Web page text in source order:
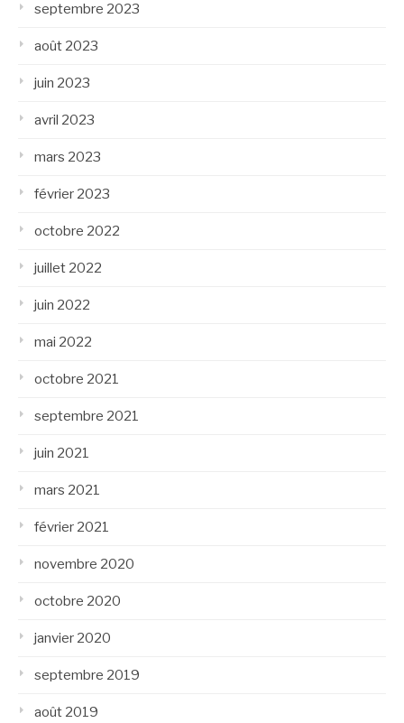
septembre 2023
août 2023
juin 2023
avril 2023
mars 2023
février 2023
octobre 2022
juillet 2022
juin 2022
mai 2022
octobre 2021
septembre 2021
juin 2021
mars 2021
février 2021
novembre 2020
octobre 2020
janvier 2020
septembre 2019
août 2019